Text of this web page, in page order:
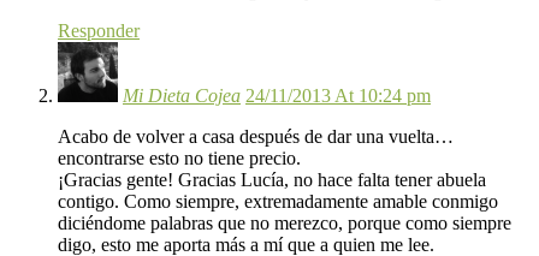
Responder
Mi Dieta Cojea 24/11/2013 At 10:24 pm
Acabo de volver a casa después de dar una vuelta…
encontrarse esto no tiene precio.
¡Gracias gente! Gracias Lucía, no hace falta tener abuela
contigo. Como siempre, extremadamente amable conmigo
diciéndome palabras que no merezco, porque como siempre
digo, esto me aporta más a mí que a quien me lee.